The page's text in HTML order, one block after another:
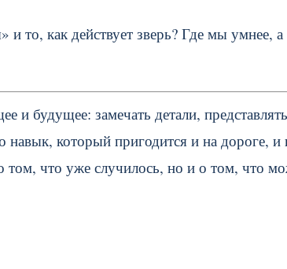
то, как действует зверь? Где мы умнее, а
и будущее: замечать детали, представлять
навык, который пригодится и на дороге, и
что уже случилось, но и о том, что